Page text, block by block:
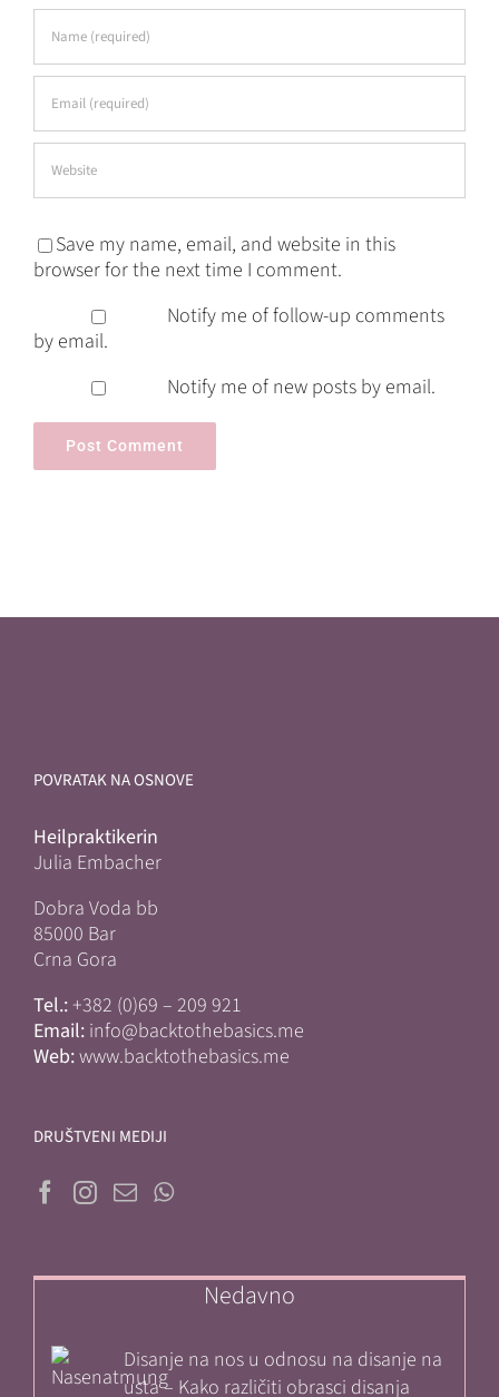
Save my name, email, and website in this
browser for the next time I comment.
Notify me of follow-up comments
by email.
Notify me of new posts by email.
POVRATAK NA OSNOVE
Heilpraktikerin
Julia Embacher
Dobra Voda bb
85000 Bar
Crna Gora
Tel.:+382 (0)69 – 209 921
Email: info@backtothebasics.me
Web:www.backtothebasics.me
DRUŠTVENI MEDIJI
Nedavno
Disanje na nos u odnosu na disanje na
usta – Kako različiti obrasci disanja